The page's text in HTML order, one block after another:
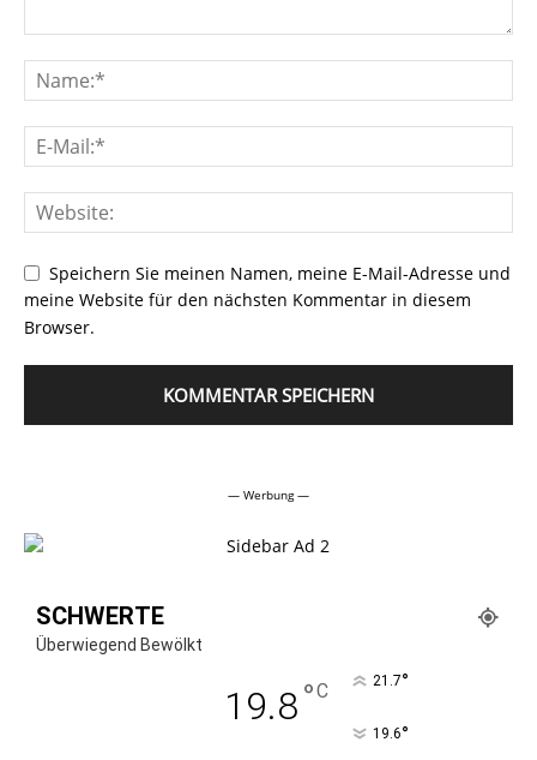
Speichern Sie meinen Namen, meine E-Mail-Adresse und
meine Website für den nächsten Kommentar in diesem
Browser.
— Werbung —
SCHWERTE
Überwiegend Bewölkt
19.8°C 21.7°
19.6°